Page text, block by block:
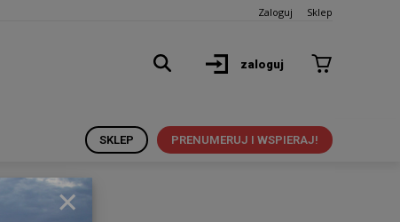
Zaloguj Sklep
zaloguj
PRENUMERUJ I WSPIERAJ!
SKLEP
×